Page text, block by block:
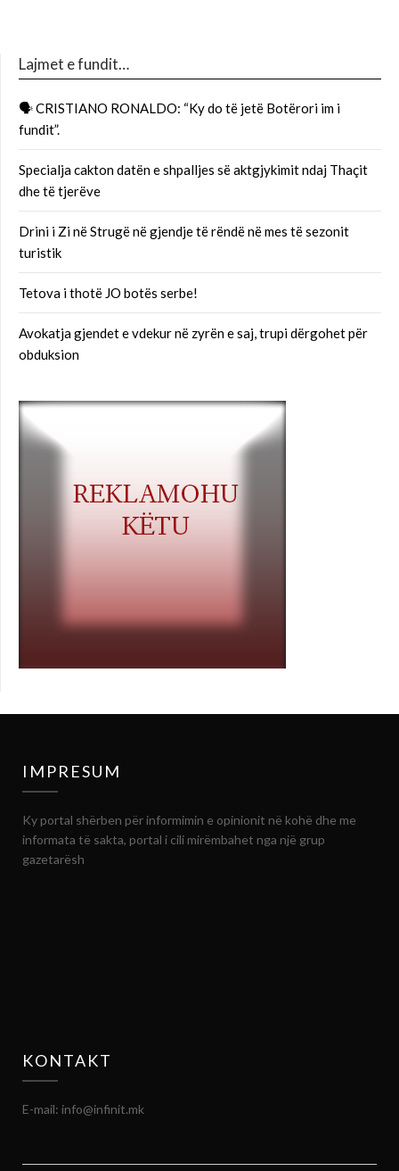
Lajmet e fundit…
🗣 CRISTIANO RONALDO: “Ky do të jetë Botërori im i
fundit”.
Specialja cakton datën e shpalljes së aktgjykimit ndaj Thaçit
dhe të tjerëve
Drini i Zi në Strugë në gjendje të rëndë në mes të sezonit
turistik
Tetova i thotë JO botës serbe!
Avokatja gjendet e vdekur në zyrën e saj, trupi dërgohet për
obduksion
IMPRESUM
Ky portal shërben për informimin e opinionit në kohë dhe me
informata të sakta, portal i cili mirëmbahet nga një grup
gazetarësh
KONTAKT
E-mail: info@infinit.mk